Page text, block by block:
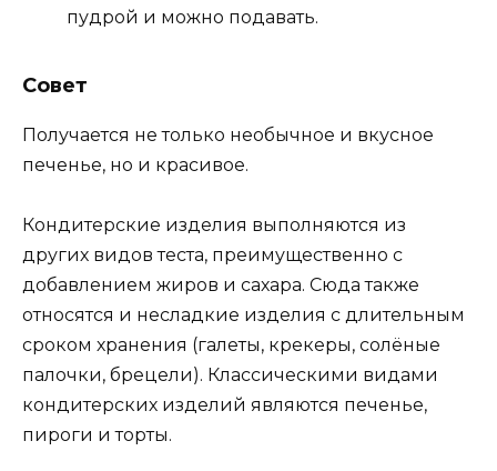
пудрой и можно подавать.
Совет
Получается не только необычное и вкусное
печенье, но и красивое.
Кондитерские изделия выполняются из
других видов теста, преимущественно с
добавлением жиров и сахара. Сюда также
относятся и несладкие изделия с длительным
сроком хранения (галеты, крекеры, солёные
палочки, брецели). Классическими видами
кондитерских изделий являются печенье,
пироги и торты.